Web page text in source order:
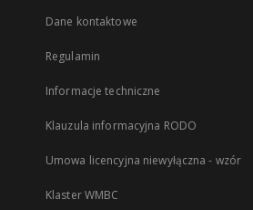
Dane kontaktowe
Regulamin
Informacje techniczne
Klauzula informacyjna RODO
Umowa licencyjna niewyłączna - wzór
Klaster WMBC